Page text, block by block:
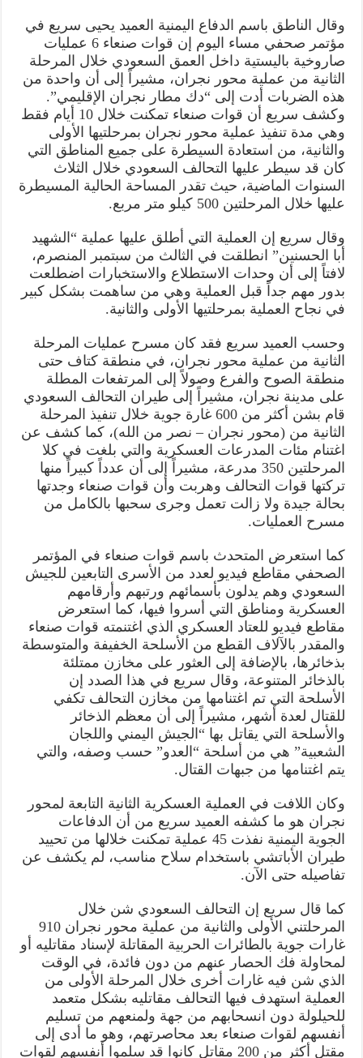
وقال الناطق باسم الدفاع اليمنية العميد يحيى سريع في
مؤتمر صحفي مساء اليوم إن قوات صنعاء 6 عمليات
صاروخية باليستية داخل العمق السعودي خلال المرحلة
الثانية من عملية محور نجران، مشيراً إلى أن واحدة من
هذه الضربات أدت إلى “دك مطار نجران الإقليمي”.
وكشف سريع أن قوات صنعاء تمكنت خلال 10 أيام فقط
وهي مدة تنفيذ عملية محور نجران بمرحلتيها الأولى
والثانية، من استعادة السيطرة على جميع المناطق التي
كان قد سيطر عليها التحالف السعودي خلال الثلاث
السنوات الماضية، حيث تقدر المساحة الحالية المسيطرة
عليها خلال المرحلتين 500 كيلو متر مربع.
وقال سريع إن العملية التي أطلق عليها عملية “الشهيد
أبا الحسنين” انطلقت في الثالث من سبتمبر المنصرم،
لافتاً إلى أن وحدات الاستطلاع والاستخبارات اضطلعت
بدور مهم جداً قبل العملية وهي من ساهمت بشكل كبير
في نجاح العملية بمرحلتيها الأولى والثانية.
وحسب العميد سريع فقد كان مسرح عمليات المرحلة
الثانية من عملية محور نجران، في منطقة كتاف حتى
منطقة الصوح والفرع وصولاً إلى المرتفعات المطلة
على مدينة نجران، مشيراً إلى طيران التحالف السعودي
قام بشن أكثر من 600 غارة جوية خلال تنفيذ المرحلة
الثانية من (محور نجران – نصر من الله)، كما كشف عن
اغتنام مئات المدرعات العسكرية والتي بلغت في كلا
المرحلتين 350 مدرعة، مشيراً إلى أن عدداً كبيراً منها
تركتها قوات التحالف وهربت وأن قوات صنعاء وجدتها
بحالة جيدة ولا زالت تعمل وجرى سحبها بالكامل من
مسرح العمليات.
كما استعرض المتحدث باسم قوات صنعاء في المؤتمر
الصحفي مقاطع فيديو لعدد من الأسرى التابعين للجيش
السعودي وهم يدلون بأسمائهم ورتبهم وأرقامهم
العسكرية ومناطق التي أسروا فيها، كما استعرض
مقاطع فيديو للعتاد العسكري الذي اغتنمته قوات صنعاء
والمقدر بالآلاف القطع من الأسلحة الخفيفة والمتوسطة
بذخائرها، بالإضافة إلى العثور على مخازن ممتلئة
بالذخائر المتنوعة، وقال سريع في هذا الصدد إن
الأسلحة التي تم اغتنامها من مخازن التحالف تكفي
للقتال لعدة أشهر، مشيراً إلى أن معظم الذخائر
والأسلحة التي يقاتل بها “الجيش اليمني واللجان
الشعبية” هي من أسلحة “العدو” حسب وصفه، والتي
يتم اغتنامها من جبهات القتال.
وكان اللافت في العملية العسكرية الثانية التابعة لمحور
نجران هو ما كشفه العميد سريع من أن الدفاعات
الجوية اليمنية نفذت 45 عملية تمكنت خلالها من تحييد
طيران الأباتشي باستخدام سلاح مناسب، لم يكشف عن
تفاصيله حتى الآن.
كما قال سريع إن التحالف السعودي شن خلال
المرحلتني الأولى والثانية من عملية محور نجران 910
غارات جوية بالطائرات الحربية المقاتلة لإسناد مقاتليه أو
لمحاولة فك الحصار عنهم من دون فائدة، في الوقت
الذي شن فيه غارات أخرى خلال المرحلة الأولى من
العملية استهدف فيها التحالف مقاتليه بشكل متعمد
للحيلولة دون انسحابهم من جهة ولمنعهم من تسليم
أنفسهم لقوات صنعاء بعد محاصرتهم، وهو ما أدى إلى
مقتل أكثر من 200 مقاتل كانوا قد سلموا أنفسهم لقوات